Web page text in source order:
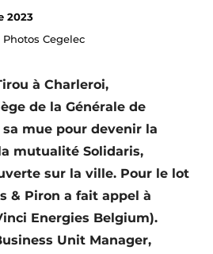
2023
Cegelec
à Charleroi,
de la Générale de
mue pour devenir la
mutualité Solidaris,
sur la ville. Pour le lot
& Piron a fait appel à
­Energies Belgium).
Unit Manager,